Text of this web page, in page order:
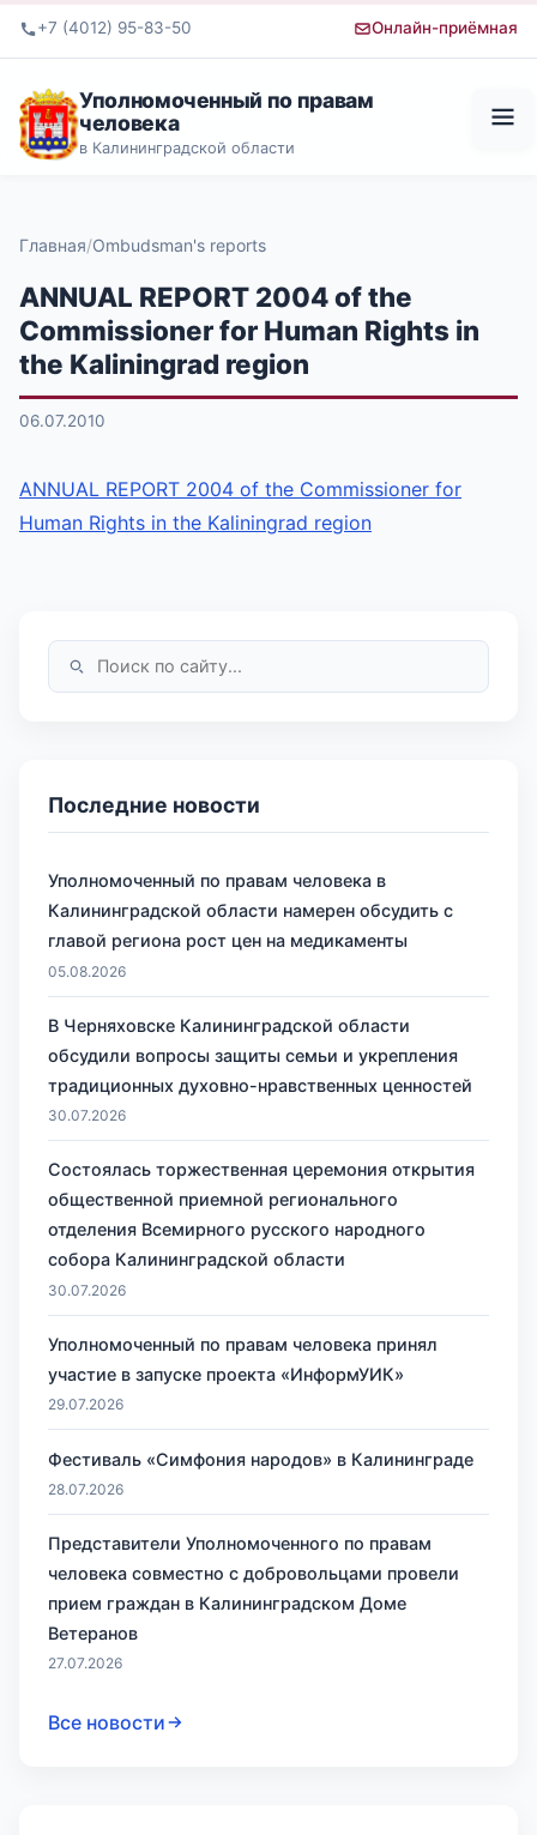
+7 (4012) 95-83-50 Онлайн-приёмная
Уполномоченный по правам
человека
в Калининградской области
Главная Ombudsman's reports
ANNUAL REPORT 2004 of the
Commissioner for Human Rights in
the Kaliningrad region
06.07.2010
ANNUAL REPORT 2004 of the Commissioner for
Human Rights in the Kaliningrad region
Последние новости
Уполномоченный по правам человека в
Калининградской области намерен обсудить с
главой региона рост цен на медикаменты
05.08.2026
В Черняховске Калининградской области
обсудили вопросы защиты семьи и укрепления
традиционных духовно-нравственных ценностей
30.07.2026
Состоялась торжественная церемония открытия
общественной приемной регионального
отделения Всемирного русского народного
собора Калининградской области
30.07.2026
Уполномоченный по правам человека принял
участие в запуске проекта «ИнформУИК»
29.07.2026
Фестиваль «Симфония народов» в Калининграде
28.07.2026
Представители Уполномоченного по правам
человека совместно с добровольцами провели
прием граждан в Калининградском Доме
Ветеранов
27.07.2026
Все новости